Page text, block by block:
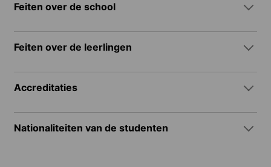
Feiten over de school
Feiten over de leerlingen
Accreditaties
Nationaliteiten van de studenten